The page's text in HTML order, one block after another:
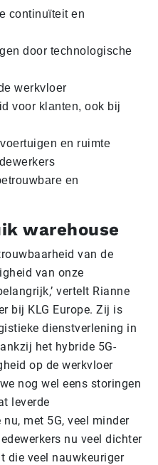
continuïteit en
door technologische
werkvloer
voor klanten, ook bij
en ruimte
en
warehouse
van de
van onze
vertelt Rianne
bij KLG Europe. Zij is
dienstverlening in
het hybride 5G-
op de werkvloer
nog wel eens storingen
leverde
met 5G, veel minder
nu veel dichter
die veel nauwkeuriger